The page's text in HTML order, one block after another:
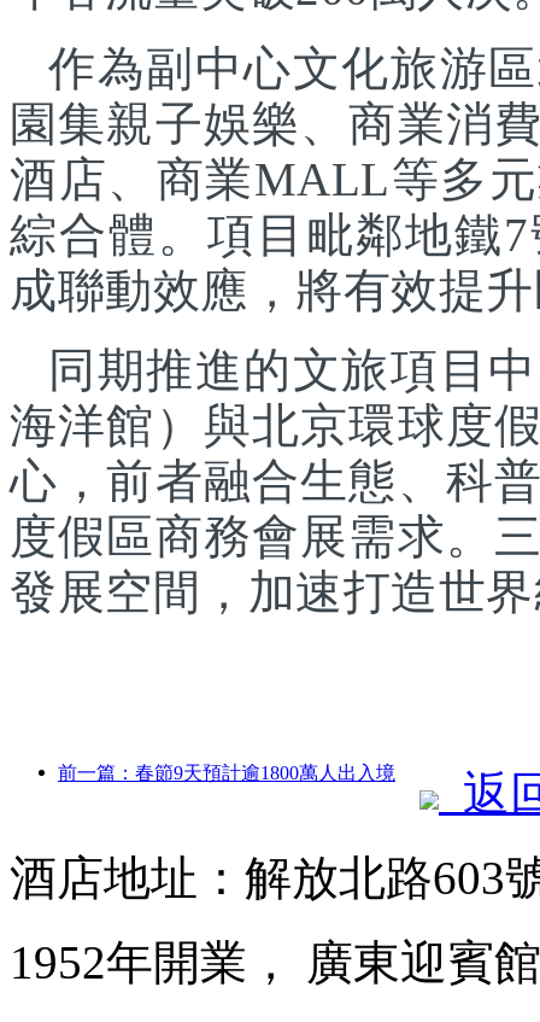
作為副中心文化旅游
園集親子娛樂、商業消
酒店、商業MALL等多
綜合體。項目毗鄰地鐵
成聯動效應，將有效提
同期推進的文旅項目
海洋館）與北京環球度
心，前者融合生態、科
度假區商務會展需求。
發展空間，加速打造世
前一篇：春節9天預計逾1800萬人出入境
返
酒店地址：解放北路603
1952年開業， 廣東迎